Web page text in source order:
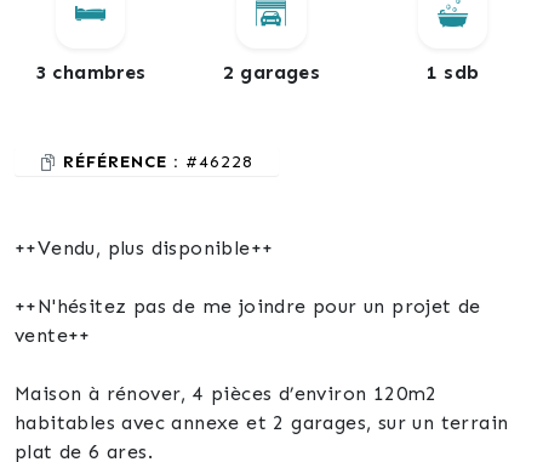
3 chambres 2 garages 1 sdb
RÉFÉRENCE : #46228
++Vendu, plus disponible++
++N'hésitez pas de me joindre pour un projet de
vente++
Maison à rénover, 4 pièces d’environ 120m2
habitables avec annexe et 2 garages, sur un terrain
plat de 6 ares.